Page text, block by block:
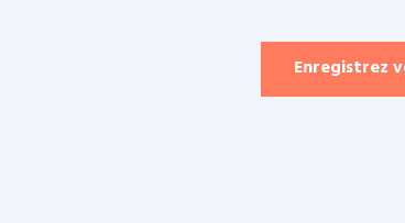
Enregistrez